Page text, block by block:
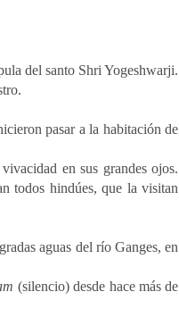
del santo Shri Yogeshwarji.
pasar a la habitación de
en sus grandes ojos.
todos hindúes, que la visitan
aguas del río Ganges, en
(silencio) desde hace más de